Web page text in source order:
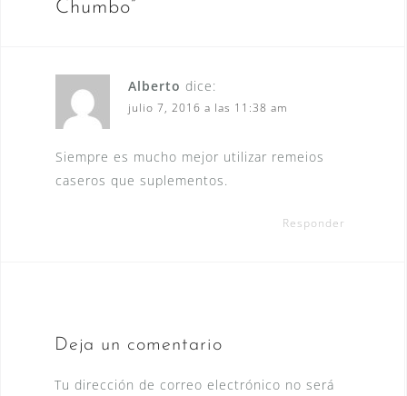
Chumbo”
Alberto dice:
julio 7, 2016 a las 11:38 am
Siempre es mucho mejor utilizar remeios
caseros que suplementos.
Responder
Deja un comentario
Tu dirección de correo electrónico no será